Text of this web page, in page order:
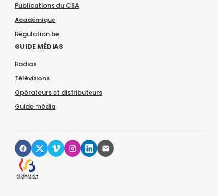
Publications du CSA
Académique
Régulation.be
GUIDE MÉDIAS
Radios
Télévisions
Opérateurs et distributeurs
Guide média